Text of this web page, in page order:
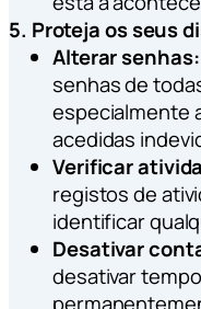
5. Proteja os seus
Alterar senhas:
senhas de
especialmente
acedidas
Verificar
registos de
identificar
Desativar
desativar